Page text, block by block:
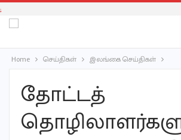
;
Home செய்திகள் இலங்கை செய்திகள்
தோட்டத்